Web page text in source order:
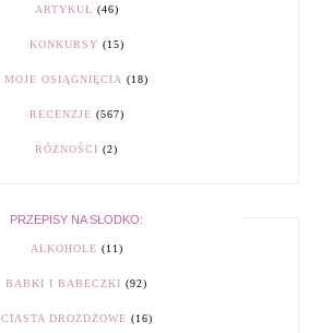
ARTYKUŁ (46)
KONKURSY (15)
MOJE OSIĄGNIĘCIA (18)
RECENZJE (567)
RÓŻNOŚCI (2)
PRZEPISY NA SŁODKO:
ALKOHOLE (11)
BABKI I BABECZKI (92)
CIASTA DROŻDŻOWE (16)